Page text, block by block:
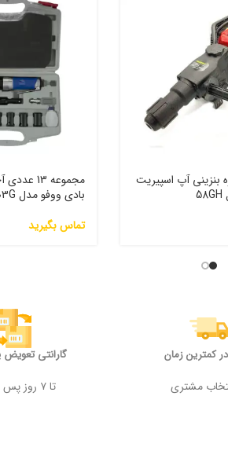
بنزینی آپ اسپیریت
مجموعه
بادی ووفو مدل WF-003G
تماس بگیرید
کمترین زمان
مشتری
گارانتی
تا ۷ روز پس از خرید